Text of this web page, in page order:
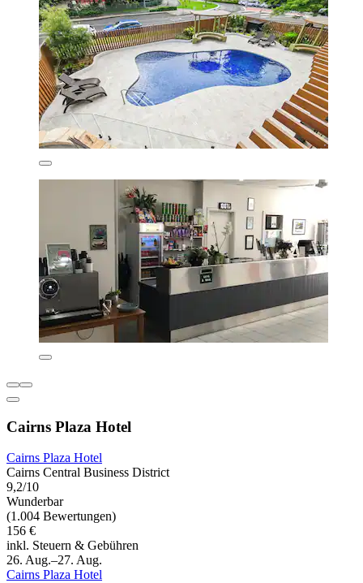
Cairns Plaza Hotel
Cairns Plaza Hotel
Cairns Central Business District
9,2/10
Wunderbar
(1.004 Bewertungen)
156 €
inkl. Steuern & Gebühren
26. Aug.–27. Aug.
Cairns Plaza Hotel